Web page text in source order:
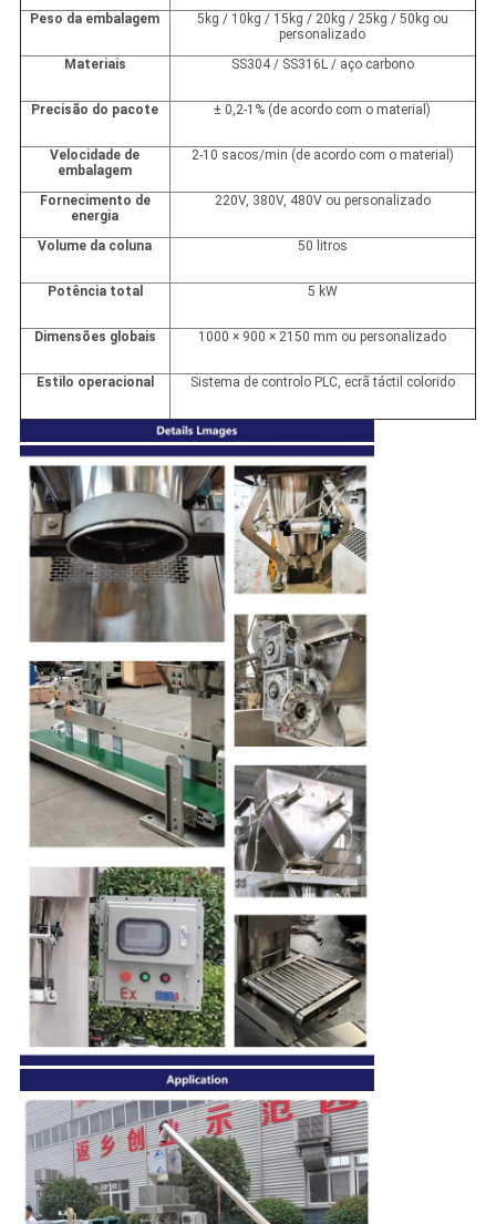
Peso da embalagem
5kg / 10kg / 15kg / 20kg / 25kg / 50kg ou
personalizado
Materiais
SS304 / SS316L / aço carbono
Precisão do pacote ± 0,2-1% (de acordo com o material)
Velocidade de
embalagem
2-10 sacos/min (de acordo com o material)
Fornecimento de
energia
220V, 380V, 480V ou personalizado
Volume da coluna 50 litros
Potência total 5 kW
Dimensões globais 1000 × 900 × 2150 mm ou personalizado
Estilo operacional Sistema de controlo PLC, ecrã táctil colorido